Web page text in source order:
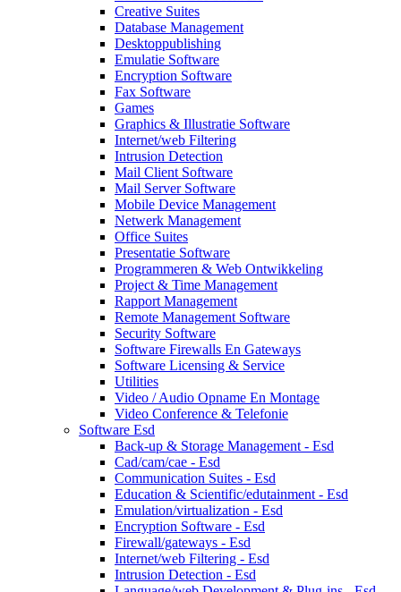
Creative Suites
Database Management
Desktoppublishing
Emulatie Software
Encryption Software
Fax Software
Games
Graphics & Illustratie Software
Internet/web Filtering
Intrusion Detection
Mail Client Software
Mail Server Software
Mobile Device Management
Netwerk Management
Office Suites
Presentatie Software
Programmeren & Web Ontwikkeling
Project & Time Management
Rapport Management
Remote Management Software
Security Software
Software Firewalls En Gateways
Software Licensing & Service
Utilities
Video / Audio Opname En Montage
Video Conference & Telefonie
Software Esd
Back-up & Storage Management - Esd
Cad/cam/cae - Esd
Communication Suites - Esd
Education & Scientific/edutainment - Esd
Emulation/virtualization - Esd
Encryption Software - Esd
Firewall/gateways - Esd
Internet/web Filtering - Esd
Intrusion Detection - Esd